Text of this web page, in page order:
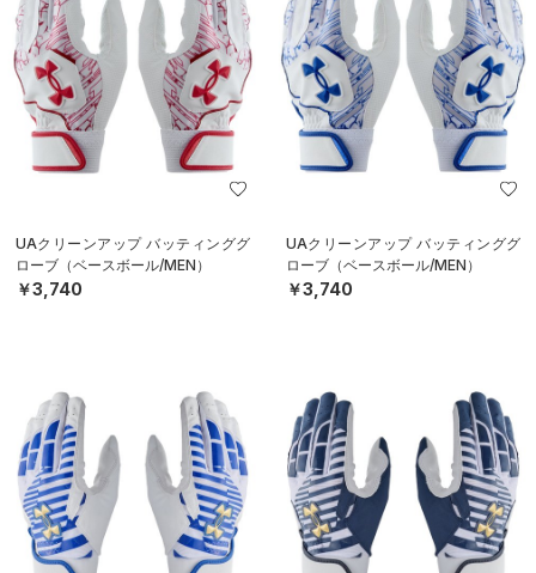
UAクリーンアップ バッティンググ
ローブ（ベースボール/MEN）
￥3,740
UAクリーンアップ バッティンググ
ローブ（ベースボール/MEN）
￥3,740